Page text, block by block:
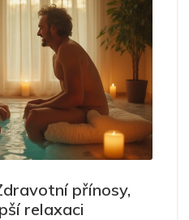
přínosy,
relaxaci